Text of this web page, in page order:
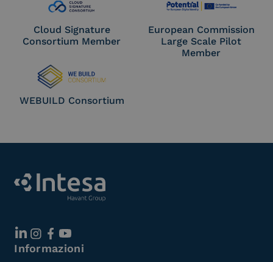
Cloud Signature
Consortium Member
European Commission
Large Scale Pilot
Member
WEBUILD Consortium
Informazioni